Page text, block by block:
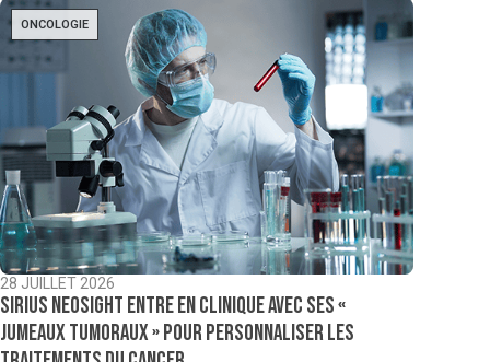
ONCOLOGIE
28 JUILLET 2026
Sirius NeoSight entre en clinique avec ses «
jumeaux tumoraux » pour personnaliser les